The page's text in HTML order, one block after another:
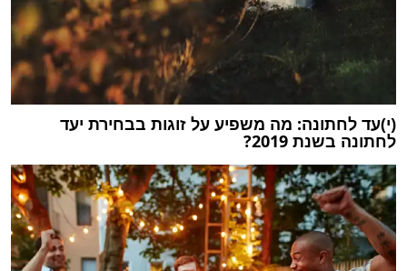
(י)עד לחתונה: מה משפיע על זוגות בבחירת יעד
לחתונה בשנת 2019?